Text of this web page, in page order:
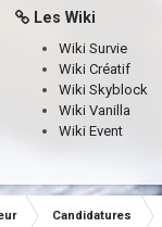
Les Wiki
Wiki Survie
Wiki Créatif
Wiki Skyblock
Wiki Vanilla
Wiki Event
Candidatures